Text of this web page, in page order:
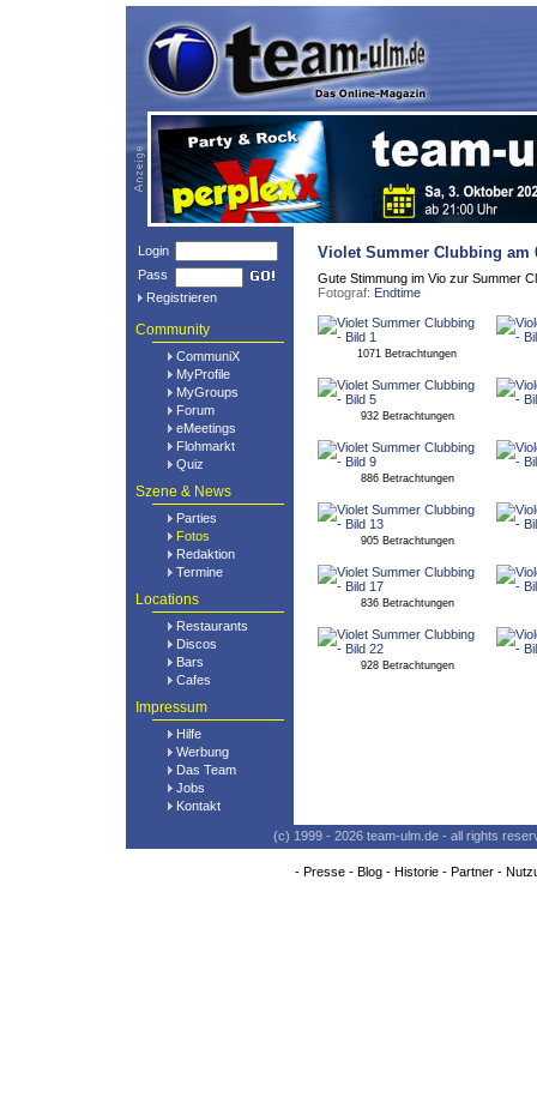
Login
Pass
Registrieren
Community
CommuniX
MyProfile
MyGroups
Forum
eMeetings
Flohmarkt
Quiz
Szene & News
Parties
Fotos
Redaktion
Termine
Locations
Restaurants
Discos
Bars
Cafes
Impressum
Hilfe
Werbung
Das Team
Jobs
Kontakt
Violet Summer Clubbing am
Gute Stimmung im Vio zur Summer
Fotograf: Endtime
1071 Betrachtungen
932 Betrachtungen
886 Betrachtungen
905 Betrachtungen
836 Betrachtungen
928 Betrachtungen
(c) 1999 - 2026 team-ulm.de - all rights
- Presse- Blog- Historie- Partner-